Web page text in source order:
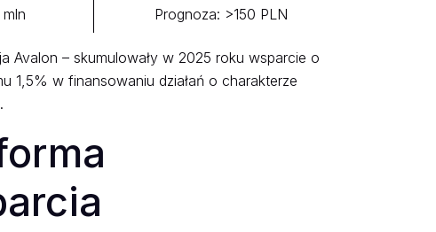
Prognoza: >150 PLN
Avalon – skumulowały w 2025 roku wsparcie o
1,5% w finansowaniu działań o charakterze